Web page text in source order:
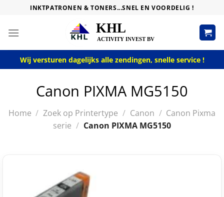
content
INKTPATRONEN & TONERS...SNEL EN VOORDELIG !
Wij versturen dagelijks alle zendingen, snelle service !
Canon PIXMA MG5150
Home / Zoek op Printertype / Canon / Canon Pixma
serie / Canon PIXMA MG5150